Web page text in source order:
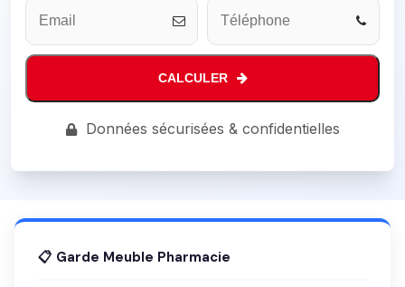
CALCULER
Données sécurisées & confidentielles
📋 Garde Meuble Pharmacie